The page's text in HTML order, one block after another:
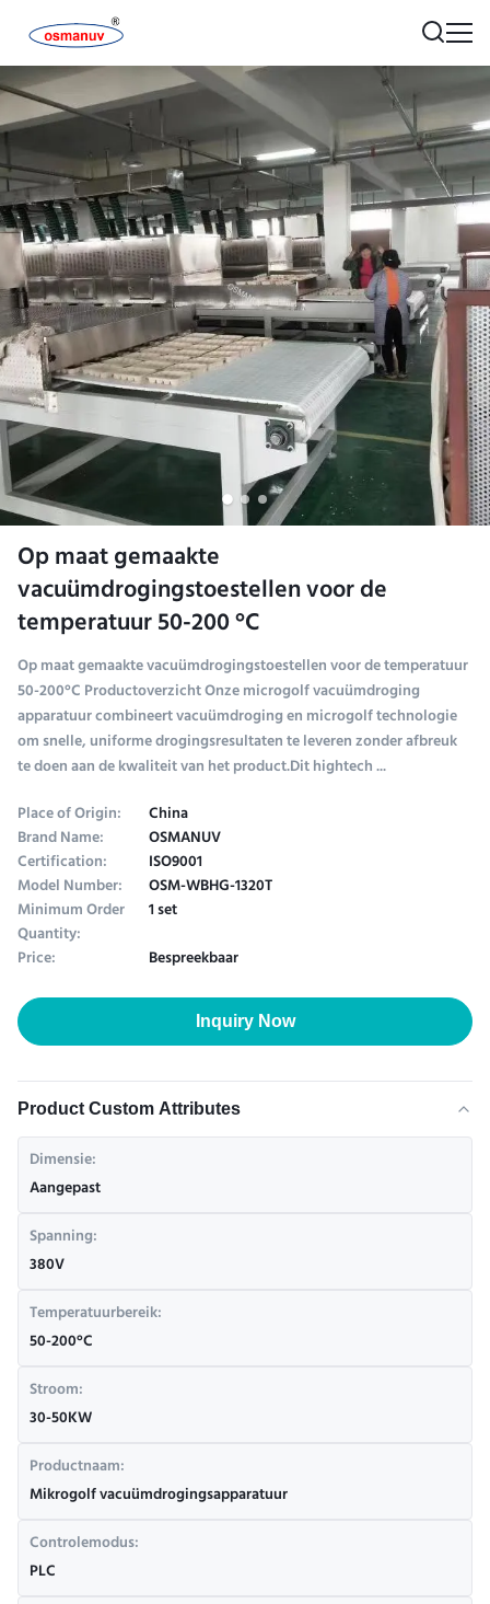
Op maat gemaakte
vacuümdrogingstoestellen voor de
temperatuur 50-200 °C
Op maat gemaakte vacuümdrogingstoestellen voor de temperatuur
50-200°C Productoverzicht Onze microgolf vacuümdroging
apparatuur combineert vacuümdroging en microgolf technologie
om snelle, uniforme drogingsresultaten te leveren zonder afbreuk
te doen aan de kwaliteit van het product.Dit hightech ...
Place of Origin:
China
Brand Name: OSMANUV
Certification: ISO9001
Model Number: OSM-WBHG-1320T
Minimum Order
Quantity:
1 set
Price:
Bespreekbaar
Inquiry Now
Product Custom Attributes
Dimensie:
Aangepast
Spanning:
380V
Temperatuurbereik:
50-200°C
Stroom:
30-50KW
Productnaam:
Mikrogolf vacuümdrogingsapparatuur
Controlemodus:
PLC